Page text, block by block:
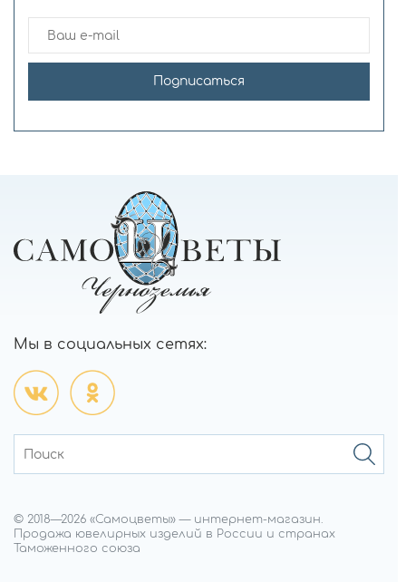
Подписаться
Мы в социальных сетях:
© 2018—2026 «Самоцветы» — интернет-магазин.
Продажа ювелирных изделий в России и странах
Таможенного союза